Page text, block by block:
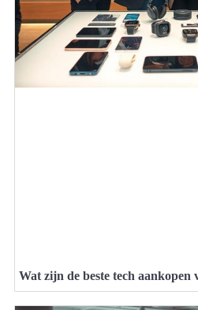
Wat zijn de beste tech aankopen